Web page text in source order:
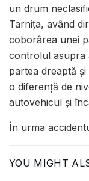
un drum
Tarnița, având
coborârea unei
controlul asupra
partea dreaptă
o diferență de
autovehicul și
În urma
YOU MIGHT